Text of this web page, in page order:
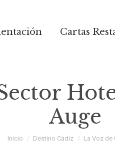
Cartas
Auge
Estás aquí:
Inicio Destino Cádiz La Voz de